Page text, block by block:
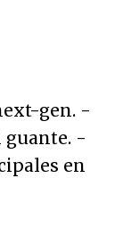
gen. -
guante. -
en